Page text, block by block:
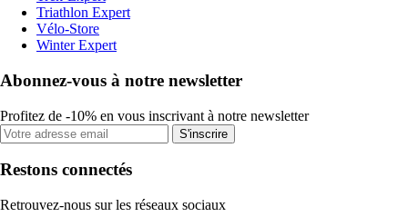
Triathlon Expert
Vélo-Store
Winter Expert
Abonnez-vous à notre newsletter
Profitez de -10% en vous inscrivant à notre newsletter
S'inscrire
Restons connectés
Retrouvez-nous sur les réseaux sociaux